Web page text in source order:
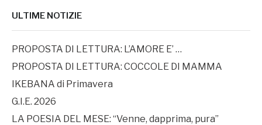
ULTIME NOTIZIE
PROPOSTA DI LETTURA: L’AMORE E’ …
PROPOSTA DI LETTURA: COCCOLE DI MAMMA
IKEBANA di Primavera
G.I.E. 2026
LA POESIA DEL MESE: “Venne, dapprima, pura”